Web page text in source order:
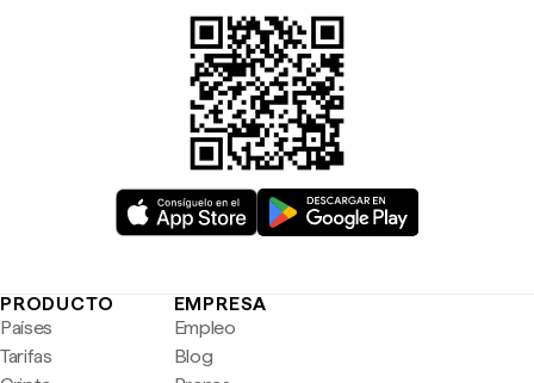
PRODUCTO
Países
Tarifas
EMPRESA
Empleo
Blog